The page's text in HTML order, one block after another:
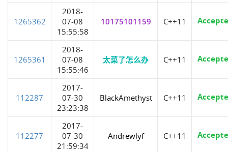
1265362
2018-
07-08
15:55:58
10175101159 C++11
1265361
2018-
07-08
15:55:46
太菜了怎么办 C++11
112287
2017-
07-30
23:23:38
BlackAmethyst C++11
112277
2017-
07-30
21:59:34
Andrewlyf C++11